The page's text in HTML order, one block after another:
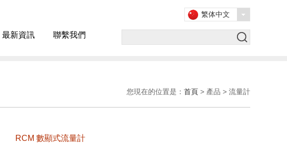
最新資訊 聯繫我們
繁体中文
您現在的位置是： 首頁 > 產品 > 流量計
RCM 數顯式流量計